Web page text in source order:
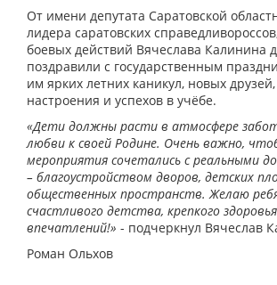
От имени депутата Саратовской
лидера саратовских
боевых действий Вячеслава Калинина
поздравили с государственным
им ярких летних каникул, новых
настроения и успехов в учёбе.
«Дети должны расти в атмосфере
любви к своей Родине. Очень важно,
мероприятия сочетались с реальными
– благоустройством дворов, детских
общественных пространств. Желаю
счастливого детства, крепкого
впечатлений!» - подчеркнул Вячеслав
Роман Ольхов